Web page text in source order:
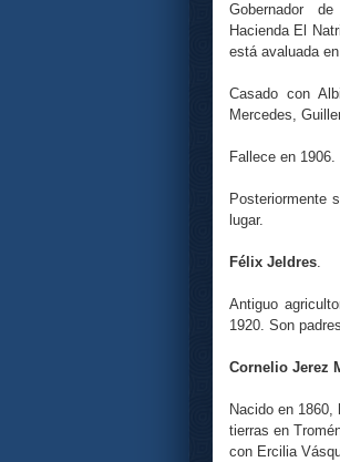
Gobernador
Hacienda El
está avaluada
Casado con
Mercedes,
Fallece en 1906.
Posteriormente
lugar.
Félix Jeldres.
Antiguo
1920. Son
Cornelio Jerez
Nacido en
tierras en
con Ercilia